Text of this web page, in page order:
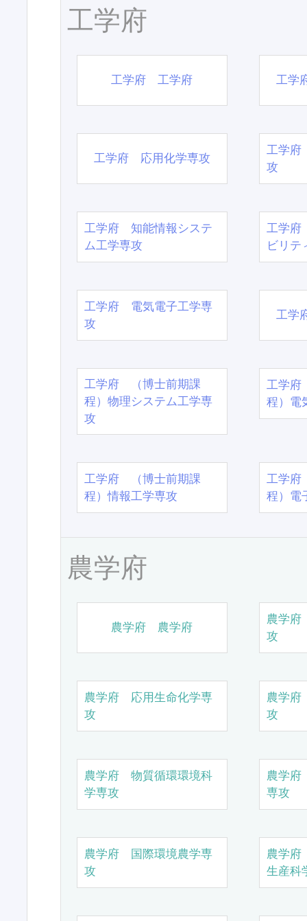
工学府
工学府 工学府 工学
工学府 応用化学専攻
工学府
攻
工学府 知能情報システ
ム工学専攻
工学府
ビリテ
工学府 電気電子工学専
攻
工学
工学府 （博士前期課
程）物理システム工学専
攻
工学
程）電
工学府 （博士前期課
程）情報工学専攻
工学
程）電
農学府
農学府 農学府
農学
攻
農学府 応用生命化学専
攻
農学
攻
農学府 物質循環環境科
学専攻
農学
専攻
農学府 国際環境農学専
攻
農学
生産科